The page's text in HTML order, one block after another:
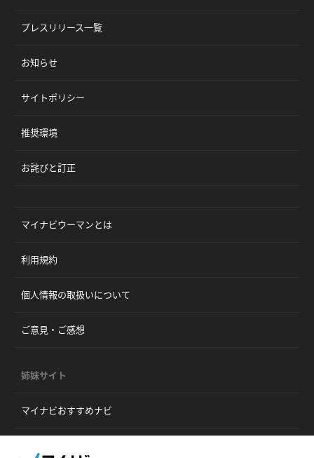
プレスリリース一覧
お知らせ
サイトポリシー
推奨環境
お詫びと訂正
マイナビウーマンとは
利用規約
個人情報の取扱いについて
ご意見・ご感想
姉妹サイト
マイナビおすすめナビ